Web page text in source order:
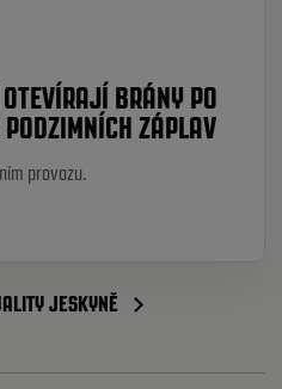
BRÁNY PO
ZÁPLAV
provozu.
JESKYNĚ